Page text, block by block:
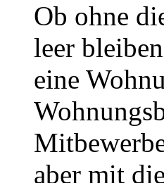
Ob ohne
leer
eine
aber mit